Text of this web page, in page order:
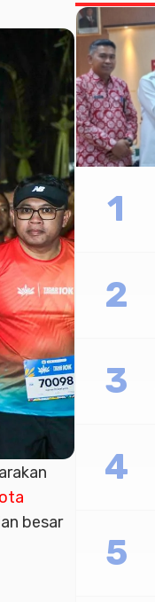
besar